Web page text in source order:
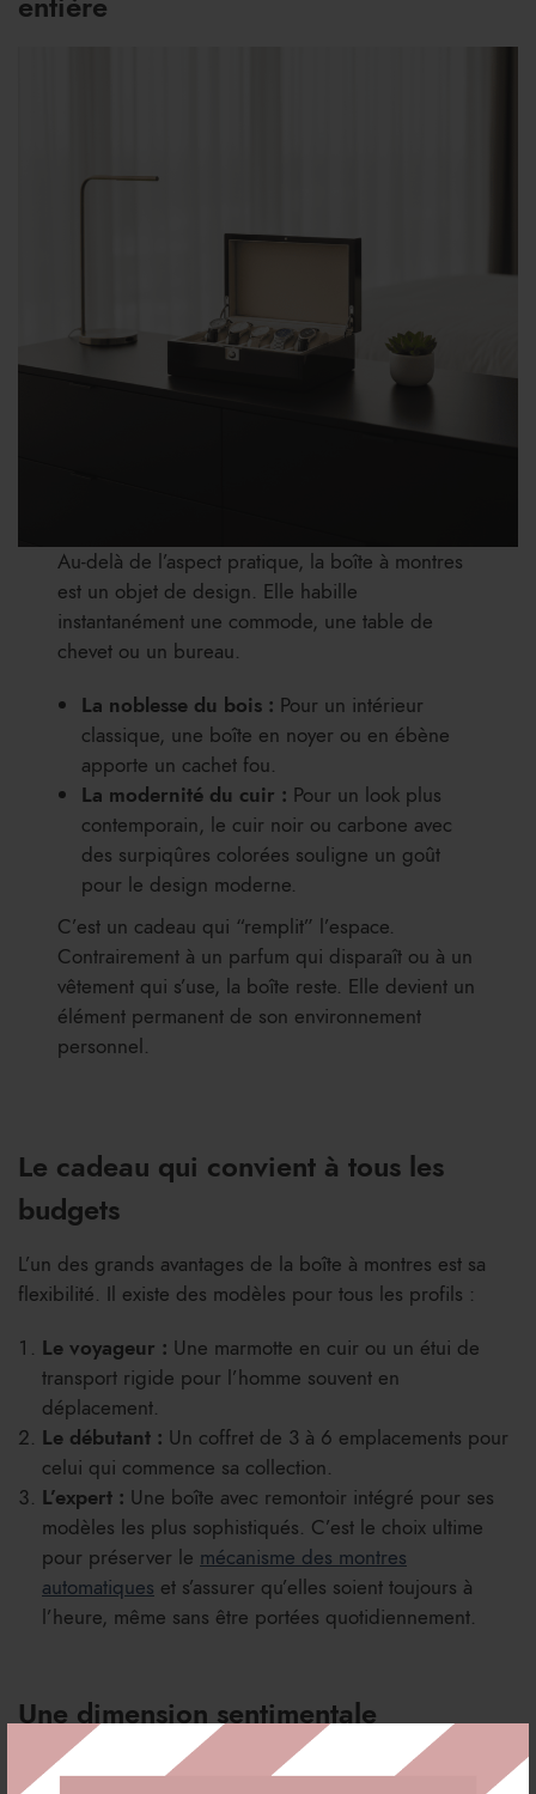
Au-delà de l’aspect pratique, la boîte à montres
est un objet de design. Elle habille
instantanément une commode, une table de
chevet ou un bureau.
La noblesse du bois : Pour un intérieur
classique, une boîte en noyer ou en ébène
apporte un cachet fou.
La modernité du cuir : Pour un look plus
contemporain, le cuir noir ou carbone avec
des surpiqûres colorées souligne un goût
pour le design moderne.
C’est un cadeau qui “remplit” l’espace.
Contrairement à un parfum qui disparaît ou à un
vêtement qui s’use, la boîte reste. Elle devient un
élément permanent de son environnement
personnel.
Le cadeau qui convient à tous les
budgets
L’un des grands avantages de la boîte à montres est sa
flexibilité. Il existe des modèles pour tous les profils :
Le voyageur : Une marmotte en cuir ou un étui de
transport rigide pour l’homme souvent en
déplacement.
Le débutant : Un coffret de 3 à 6 emplacements pour
celui qui commence sa collection.
L’expert : Une boîte avec remontoir intégré pour ses
modèles les plus sophistiqués. C’est le choix ultime
pour préserver le mécanisme des montres
automatiques et s’assurer qu’elles soient toujours à
l’heure, même sans être portées quotidiennement.
Une dimension sentimentale
insoupçonnée